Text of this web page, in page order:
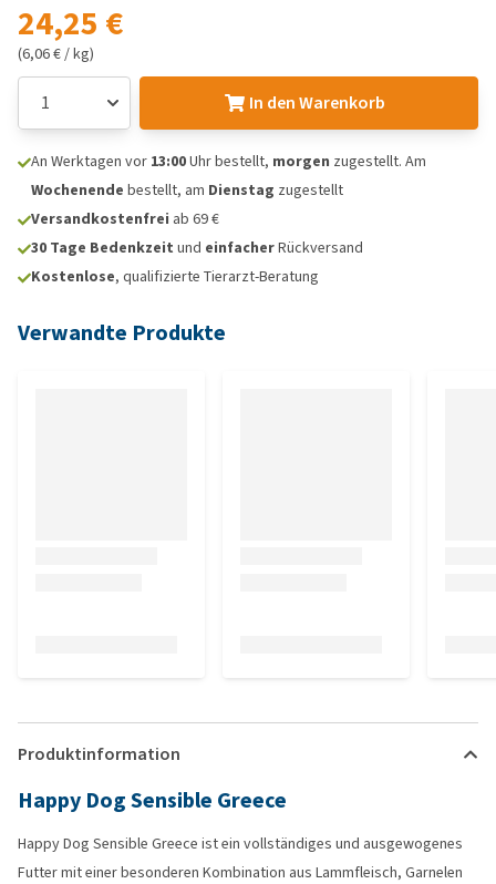
24,25 €
(6,06 € / kg)
In den Warenkorb
An Werktagen vor 13:00Uhr bestellt, morgen zugestellt. Am
Wochenende bestellt, am Dienstag zugestellt
Versandkostenfrei ab 69 €
30 Tage Bedenkzeit und einfacherRückversand
Kostenlose, qualifizierte Tierarzt-Beratung
Verwandte Produkte
Produktinformation
Happy Dog Sensible Greece
Happy Dog Sensible Greece ist ein vollständiges und ausgewogenes
Futter mit einer besonderen Kombination aus Lammfleisch, Garnelen